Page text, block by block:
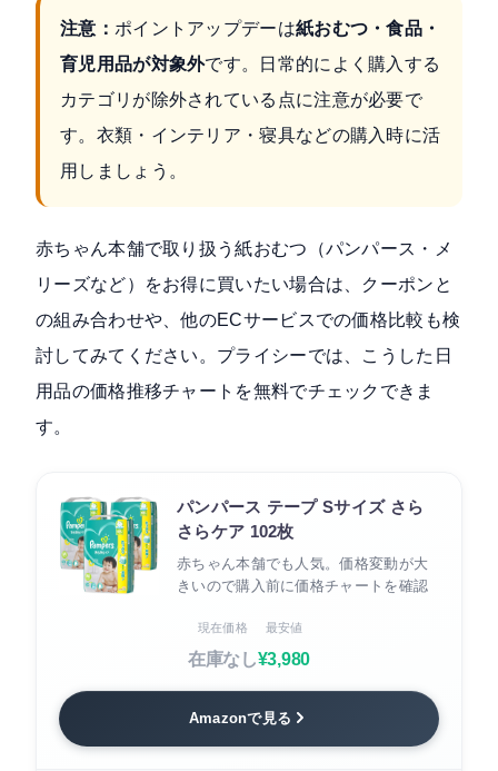
注意： ポイントアップデーは紙おむつ・食品・
育児用品が対象外です。日常的によく購入する
カテゴリが除外されている点に注意が必要で
す。衣類・インテリア・寝具などの購入時に活
用しましょう。
赤ちゃん本舗で取り扱う紙おむつ（パンパース・メ
リーズなど）をお得に買いたい場合は、クーポンと
の組み合わせや、他のECサービスでの価格比較も検
討してみてください。プライシーでは、こうした日
用品の価格推移チャートを無料でチェックできま
す。
パンパース テープ Sサイズ さら
さらケア 102枚
赤ちゃん本舗でも人気。価格変動が大
きいので購入前に価格チャートを確認
現在価格
在庫なし
最安値
¥3,980
Amazonで見る